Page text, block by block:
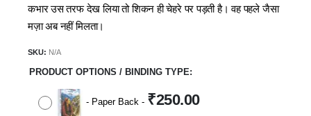
कभार उस तरफ देख लिया तो शिकन ही चेहरे पर पड़ती है। वह पहले जैसा
मज़ा अब नहीं मिलता।
SKU: N/A
PRODUCT OPTIONS / BINDING TYPE
- Paper Back - ₹250.00